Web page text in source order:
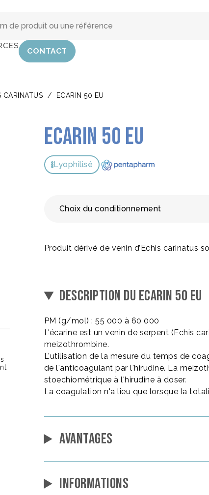
CONTACT
CARINATUS / ECARIN 50 EU
Ecarin 50 EU
Lyophilisé
Choix du conditionnement
Produit dérivé de venin d’Echis carinatus
DESCRIPTION DU ECARIN 50 EU
PM (g/mol) : 55 000 à 60 000
L'écarine est un venin de serpent (Echis
meizothrombine.
L'utilisation de la mesure du temps de
de l'anticoagulant par l'hirudine. La
stoechiométrique à l'hirudine à doser.
La coagulation n'a lieu que lorsque la
AVANTAGES
INFORMATIONS